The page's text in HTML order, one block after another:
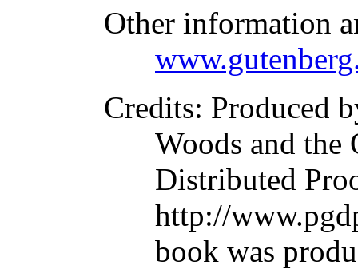
Other information
Credits: Produced
Woods and the
Distributed
http://
book was